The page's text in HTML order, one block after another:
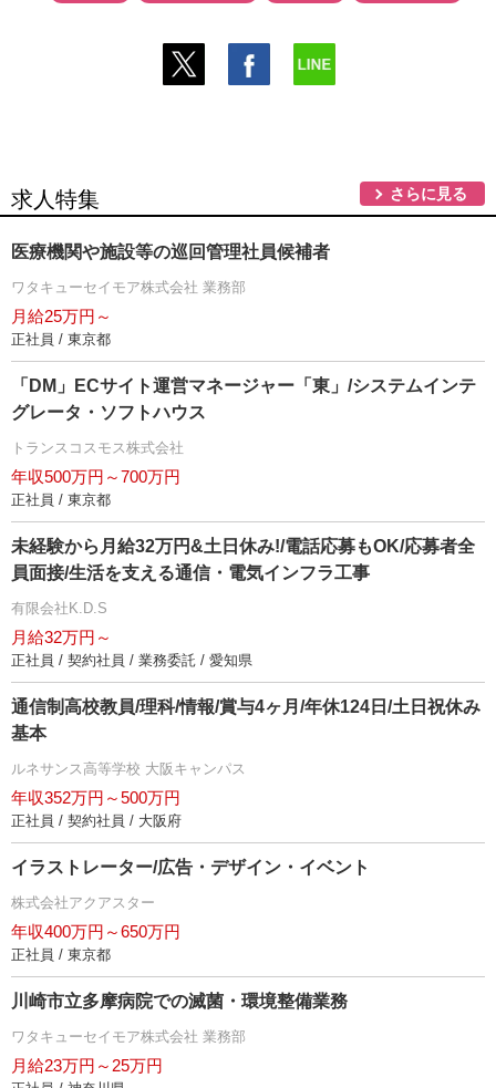
求人特集 さらに見る
医療機関や施設等の巡回管理社員候補者
ワタキューセイモア株式会社 業務部
月給25万円～
正社員 / 東京都
「DM」ECサイト運営マネージャー「東」/システムインテ
グレータ・ソフトハウス
トランスコスモス株式会社
年収500万円～700万円
正社員 / 東京都
未経験から月給32万円&土日休み!/電話応募もOK/応募者全
員面接/生活を支える通信・電気インフラ工事
有限会社K.D.S
月給32万円～
正社員 / 契約社員 / 業務委託 / 愛知県
通信制高校教員/理科/情報/賞与4ヶ月/年休124日/土日祝休み
基本
ルネサンス高等学校 大阪キャンパス
年収352万円～500万円
正社員 / 契約社員 / 大阪府
イラストレーター/広告・デザイン・イベント
株式会社アクアスター
年収400万円～650万円
正社員 / 東京都
川崎市立多摩病院での滅菌・環境整備業務
ワタキューセイモア株式会社 業務部
月給23万円～25万円